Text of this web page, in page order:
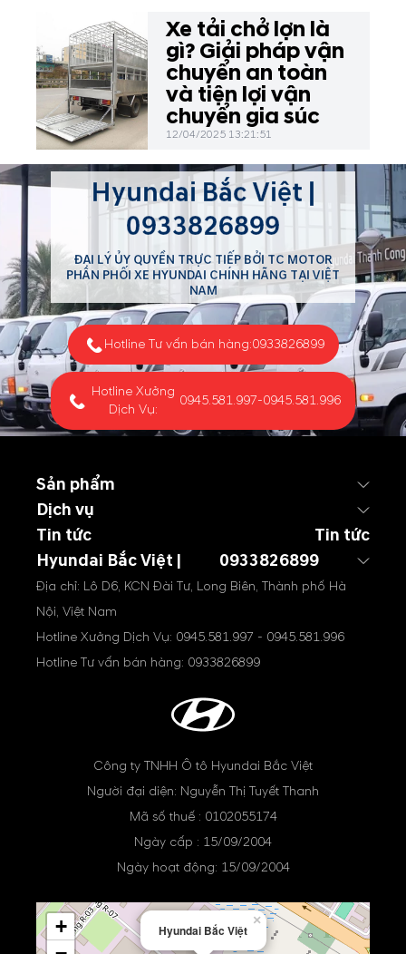
Xe tải chở lợn là
gì? Giải pháp vận
chuyển an toàn
và tiện lợi vận
chuyển gia súc
12/04/2025 13:21:51
Hyundai Bắc Việt |
0933826899
ĐẠI LÝ ỦY QUYỀN TRỰC TIẾP BỞI TC MOTOR
PHÂN PHỐI XE HYUNDAI CHÍNH HÃNG TẠI VIỆT
NAM
Hotline Tư vấn bán hàng:0933826899
Hotline Xưởng
Dịch Vụ:
0945.581.997-0945.581.996
Sản phẩm
Dịch vụ
Tin tức
Tin tức
Hyundai Bắc Việt |
0933826899
Địa chỉ: Lô D6, KCN Đài Tư, Long Biên, Thành phố Hà
Nội, Việt Nam
Hotline Xưởng Dịch Vụ: 0945.581.997 - 0945.581.996
Hotline Tư vấn bán hàng: 0933826899
Công ty TNHH Ô tô Hyundai Bắc Việt
Người đại diện: Nguyễn Thị Tuyết Thanh
Mã số thuế : 0102055174
Ngày cấp : 15/09/2004
Ngày hoạt động: 15/09/2004
Hyundai Bắc Việt
×
+